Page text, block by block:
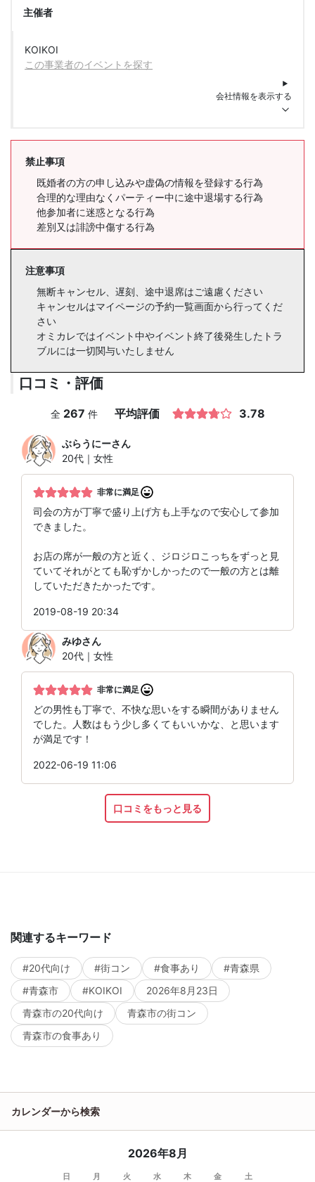
主催者
KOIKOI
この事業者のイベントを探す
会社情報を表示する
禁止事項
既婚者の方の申し込みや虚偽の情報を登録する行為
合理的な理由なくパーティー中に途中退場する行為
他参加者に迷惑となる行為
差別又は誹謗中傷する行為
注意事項
無断キャンセル、遅刻、途中退席はご遠慮ください
キャンセルはマイページの予約一覧画面から行ってくだ
さい
オミカレではイベント中やイベント終了後発生したトラ
ブルには一切関与いたしません
口コミ・評価
全 267 件 平均評価 3.78
ぶらうにーさん
20代｜女性
非常に満足
司会の方が丁寧で盛り上げ方も上手なので安心して参加
できました。
お店の席が一般の方と近く、ジロジロこっちをずっと見
ていてそれがとても恥ずかしかったので一般の方とは離
していただきたかったです。
2019-08-19 20:34
みゆさん
20代｜女性
非常に満足
どの男性も丁寧で、不快な思いをする瞬間がありません
でした。人数はもう少し多くてもいいかな、と思います
が満足です！
2022-06-19 11:06
口コミをもっと見る
関連するキーワード
#20代向け #街コン #食事あり
#青森県
#青森市
#KOIKOI
2026年8月23日
青森市の20代向け
青森市の街コン
青森市の食事あり
カレンダーから検索
2026年8月
日 月 火 水 木 金 土